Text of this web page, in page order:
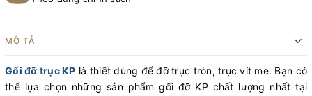
MÔ TẢ
Gối đỡ trục KP là thiết dùng để đỡ trục tròn, trục vít me. Bạn có
thể lựa chọn những sản phẩm gối đỡ KP chất lượng nhất tại